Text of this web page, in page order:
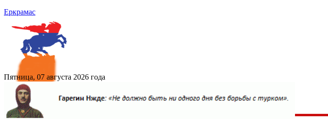
Еркрамас
Пятница, 07 августа 2026 года